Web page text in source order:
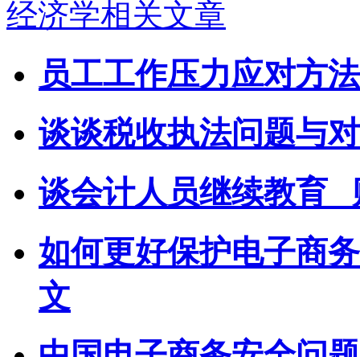
经济学相关文章
员工工作压力应对方
谈谈税收执法问题与
谈会计人员继续教育
如何更好保护电子商
文